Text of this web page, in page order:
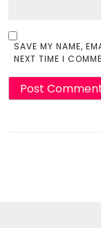
SAVE MY NAME,
NEXT TIME I